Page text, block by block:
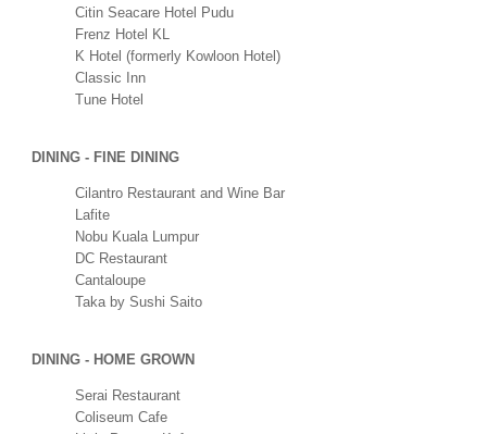
Citin Seacare Hotel Pudu
Frenz Hotel KL
K Hotel (formerly Kowloon Hotel)
Classic Inn
Tune Hotel
DINING - FINE DINING
Cilantro Restaurant and Wine Bar
Lafite
Nobu Kuala Lumpur
DC Restaurant
Cantaloupe
Taka by Sushi Saito
DINING - HOME GROWN
Serai Restaurant
Coliseum Cafe